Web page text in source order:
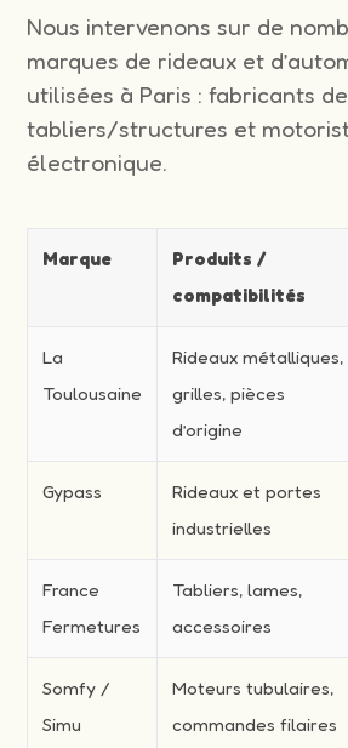
Nous intervenons sur de
marques de rideaux et
utilisées à Paris : fabricants de
tabliers/structures et
électronique.
Marque
Produits /
compatibilités
La
Toulousaine
Rideaux métalliques,
grilles, pièces
d’origine
Gypass
Rideaux et portes
industrielles
France
Fermetures
Tabliers, lames,
accessoires
Somfy /
Simu
Moteurs tubulaires,
commandes filaires